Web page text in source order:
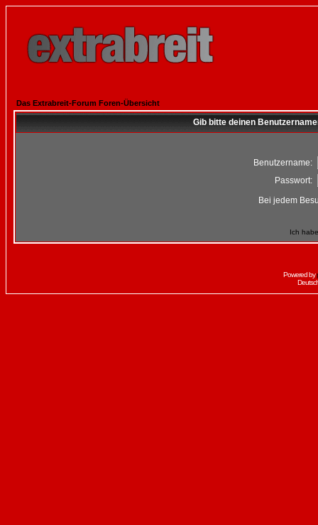
Das Extrabreit-Forum Foren-Übersicht
Gib bitte deinen
Benutzername:
Passwort:
Bei jedem
Ich
Powered by